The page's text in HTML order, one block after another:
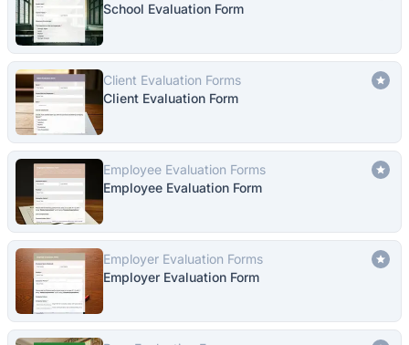
School Evaluation Form
Client Evaluation Forms
Client Evaluation Form
Employee Evaluation Forms
Employee Evaluation Form
Employer Evaluation Forms
Employer Evaluation Form